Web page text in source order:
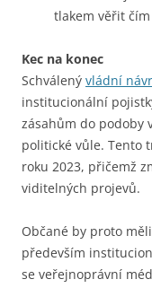
tlakem věřit
Kec na konec
Schválený vládní
institucionální
zásahům do podoby
politické vůle. Tento
roku 2023, přičemž
viditelných projevů.
Občané by proto
především
se veřejnoprávní